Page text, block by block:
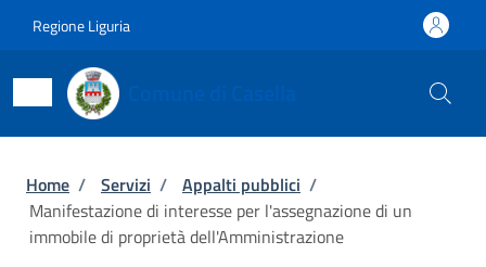
Regione Liguria
Briciole di pane
Home / Servizi / Appalti pubblici /
Manifestazione di interesse per l'assegnazione di un
immobile di proprietà dell'Amministrazione